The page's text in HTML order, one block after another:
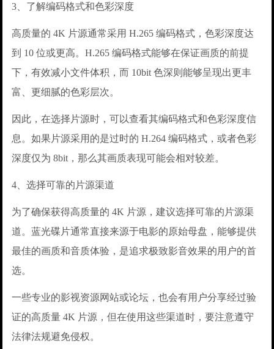
3、了解编码格式和色彩深度
高质量的 4K 片源通常采用 H.265 编码格式，色彩深度达
到 10 位或更高。H.265 编码格式能够在保证画质的前提
下，有效减小文件体积，而 10bit 色深则能够呈现出更丰
富、更细腻的色彩层次。
因此，在选择片源时，可以查看其编码格式和色彩深度信
息。如果片源采用的是过时的 H.264 编码格式，或者色彩
深度仅为 8bit，那么其画质表现可能会相对较差。
4、选择可靠的片源渠道
为了确保获得高质量的 4K 片源，建议选择可靠的片源渠
道。蓝光碟片通常直接来源于电影的原始母盘，能够提供
最佳的画质和音质体验，是追求极致影音效果的用户的首
选。
一些专业的影视资源网站或论坛，也会有用户分享经过验
证的高质量 4K 片源，但在使用这些渠道时，要注意遵守
法律法规避免侵权。